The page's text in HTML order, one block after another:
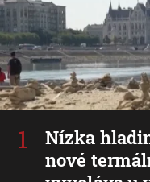
Nízka
nové